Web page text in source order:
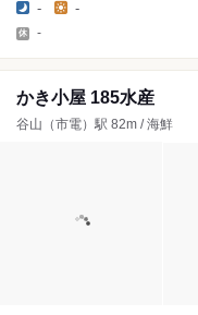
- -
-
かき小屋 185水産
谷山（市電）駅 82m / 海鮮